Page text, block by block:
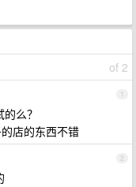
of 2
1
么？
店的东西不错
2